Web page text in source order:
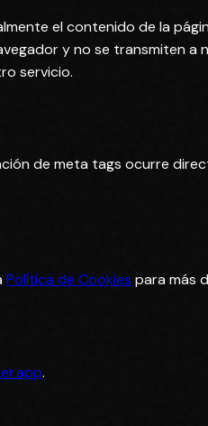
el contenido de la
y no se transmiten a
servicio.
de meta tags ocurre
Política de Cookies para más
.